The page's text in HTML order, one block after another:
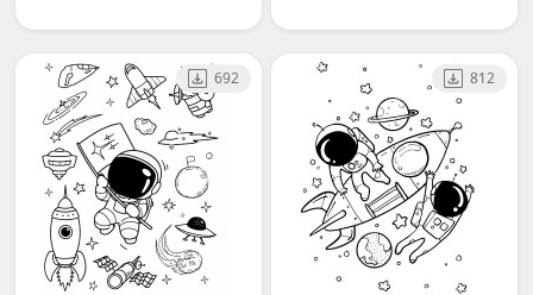
692 812